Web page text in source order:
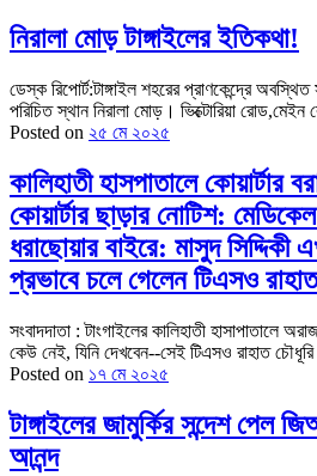
নিরালা মোড় টাঙ্গাইলের ইতিকথা!
ডেস্ক রিপোর্ট:টাঙ্গাইল শহরের প্রাণকেন্দ্রে
পরিচিত স্থান নিরালা মোড়। ভিক্টোরিয়া
Posted on ২৫ মে ২০২৫
কালিহাতী হাসপাতালে কোয়ার্টার
কোয়ার্টার ছাড়ার নোটিশ:
ধরাছোয়ার বাইরে: মাসুদ
প্রভাবে চলে গেলেন টিএসও
সংবাদদাতা : টাংগাইলের কালিহাতী হাসাপাতালে
কেউ নেই, যিনি দেখবেন--সেই টিএসও রাহাত
Posted on ১৭ মে ২০২৫
টাঙ্গাইলের জামুর্কির সন্দেশ পেল
আনন্দ